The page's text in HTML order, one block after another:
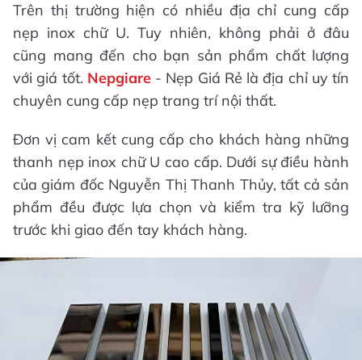
Trên thị trường hiện có nhiều địa chỉ cung cấp
nẹp inox chữ U. Tuy nhiên, không phải ở đâu
cũng mang đến cho bạn sản phẩm chất lượng
với giá tốt. Nepgiare- Nẹp Giá Rẻ là địa chỉ uy tín
chuyên cung cấp nẹp trang trí nội thất.
Đơn vị cam kết cung cấp cho khách hàng những
thanh nẹp inox chữ U cao cấp. Dưới sự điều hành
của giám đốc Nguyễn Thị Thanh Thủy, tất cả sản
phẩm đều được lựa chọn và kiểm tra kỹ lưỡng
trước khi giao đến tay khách hàng.